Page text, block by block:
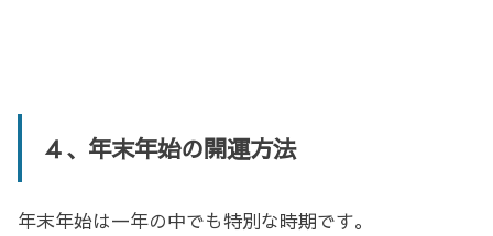
４、年末年始の開運方法
年末年始は一年の中でも特別な時期です。